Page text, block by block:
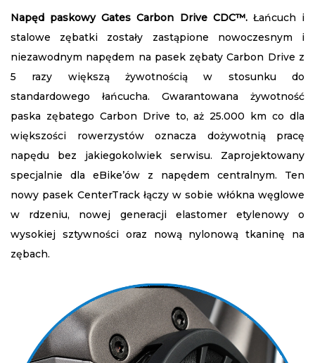
Napęd paskowy Gates Carbon Drive CDC™.Łańcuch i
stalowe zębatki zostały zastąpione nowoczesnym i
niezawodnym napędem na pasek zębaty Carbon Drive z
5 razy większą żywotnością w stosunku do
standardowego łańcucha. Gwarantowana żywotność
paska zębatego Carbon Drive to, aż 25.000 km co dla
większości rowerzystów oznacza dożywotnią pracę
napędu bez jakiegokolwiek serwisu. Zaprojektowany
specjalnie dla eBike’ów z napędem centralnym. Ten
nowy pasek CenterTrack łączy w sobie włókna węglowe
w rdzeniu, nowej generacji elastomer etylenowy o
wysokiej sztywności oraz nową nylonową tkaninę na
zębach.